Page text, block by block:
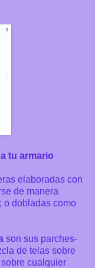
tu armario
elaboradas con
de manera
o dobladas como
son sus parches-
de telas sobre
cualquier